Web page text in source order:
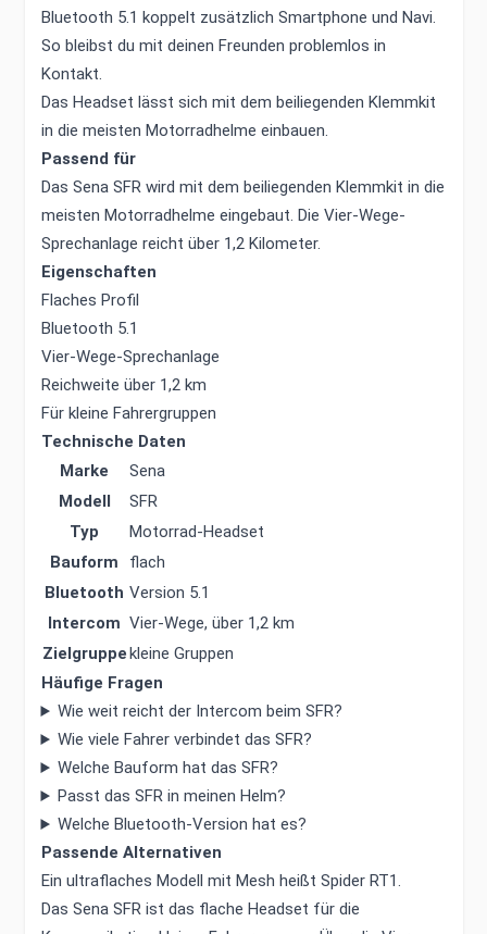
Bluetooth 5.1 koppelt zusätzlich Smartphone und Navi.
So bleibst du mit deinen Freunden problemlos in
Kontakt.
Das Headset lässt sich mit dem beiliegenden Klemmkit
in die meisten Motorradhelme einbauen.
Passend für
Das Sena SFR wird mit dem beiliegenden Klemmkit in die
meisten Motorradhelme eingebaut. Die Vier-Wege-
Sprechanlage reicht über 1,2 Kilometer.
Eigenschaften
Flaches Profil
Bluetooth 5.1
Vier-Wege-Sprechanlage
Reichweite über 1,2 km
Für kleine Fahrergruppen
Technische Daten
Marke
Sena
Modell
SFR
Typ
Motorrad-Headset
Bauform
flach
Bluetooth Version 5.1
Intercom Vier-Wege, über 1,2 km
Zielgruppekleine Gruppen
Häufige Fragen
Wie weit reicht der Intercom beim SFR?
Wie viele Fahrer verbindet das SFR?
Welche Bauform hat das SFR?
Passt das SFR in meinen Helm?
Welche Bluetooth-Version hat es?
Passende Alternativen
Ein ultraflaches Modell mit Mesh heißt Spider RT1.
Das Sena SFR ist das flache Headset für die